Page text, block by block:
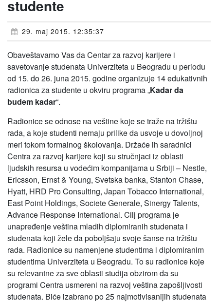
studente
29. maj 2015. 12:35:37
Obaveštavamo Vas da Centar za razvoj karijere i
savetovanje studenata Univerziteta u Beogradu u periodu
od 15. do 26. juna 2015. godine organizuje 14 edukativnih
radionica za studente u okviru programa „Kadar da
budem kadar“.
Radionice se odnose na veštine koje se traže na tržištu
rada, a koje studenti nemaju prilike da usvoje u dovoljnoj
meri tokom formalnog školovanja. Držaće ih saradnici
Centra za razvoj karijere koji su stručnjaci iz oblasti
ljudskih resursa u vodećim kompanijama u Srbiji – Nestle,
Ericsson, Ernst & Young, Svetska banka, Stanton Chase,
Hyatt, HRD Pro Consulting, Japan Tobacco International,
East Point Holdings, Societe Generale, Sinergy Talents,
Advance Response International. Cilj programa je
unapređenje veština mladih diplomiranih studenata i
studenata koji žele da poboljšaju svoje šanse na tržištu
rada. Radionice su namenjene studentima i diplomiranim
studentima Univerziteta u Beogradu. To su radionice koje
su relevantne za sve oblasti studija obzirom da su
programi Centra usmereni na razvoj veština zapošljivosti
studenata. Biće izabrano po 25 najmotivisanijih studenata